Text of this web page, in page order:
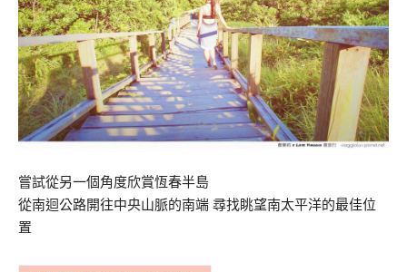
嘗試從另一個角度欣賞恆春半島
從南迴公路開往中央山脈的南端 尋找眺望南太平洋的最佳位
置